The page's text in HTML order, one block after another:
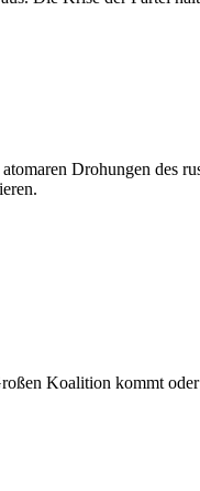
Drohungen des
Koalition kommt